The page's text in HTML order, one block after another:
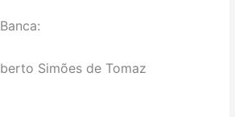
Simões de Tomaz